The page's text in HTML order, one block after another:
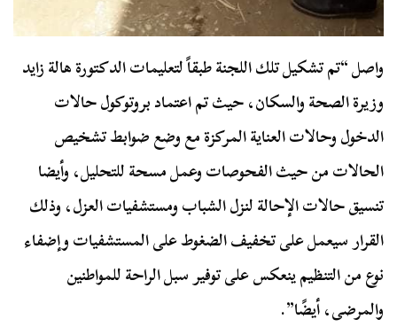
واصل “تم تشكيل تلك اللجنة طبقاً لتعليمات الدكتورة هالة زايد
وزيرة الصحة والسكان، حيث تم اعتماد بروتوكول حالات
الدخول وحالات العناية المركزة مع وضع ضوابط تشخيص
الحالات من حيث الفحوصات وعمل مسحة للتحليل، وأيضا
تنسيق حالات الإحالة لنزل الشباب ومستشفيات العزل، وذلك
القرار سيعمل على تخفيف الضغوط على المستشفيات وإضفاء
نوع من التنظيم ينعكس على توفير سبل الراحة للمواطنين
والمرضى، أيضًا”.